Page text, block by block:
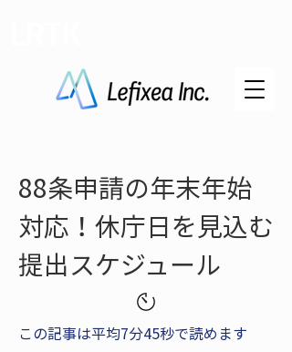
88条申請の年末年始
対応！休庁日を見込む
提出スケジュール
この記事は平均7分45秒で読めます